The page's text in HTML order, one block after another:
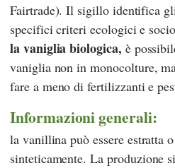
Fairtrade). Il sigillo identifica
specifici criteri ecologici e
la vaniglia biologica, è
vaniglia non in monocolture,
fare a meno di fertilizzanti e
Informazioni generali:
la vanillina può essere estratta
sinteticamente. La produzione